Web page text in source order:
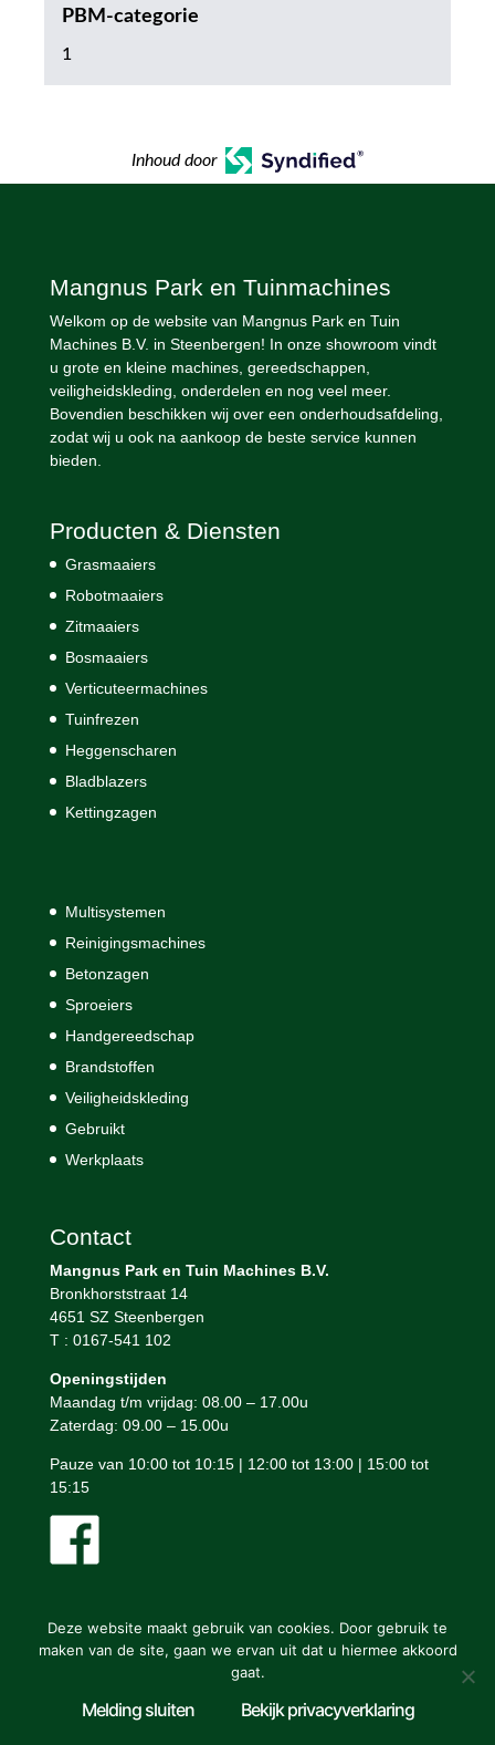
PBM-categorie
1
Inhoud door
Mangnus Park en Tuinmachines
Welkom op de website van Mangnus Park en Tuin
Machines B.V. in Steenbergen! In onze showroom vindt
u grote en kleine machines, gereedschappen,
veiligheidskleding, onderdelen en nog veel meer.
Bovendien beschikken wij over een onderhoudsafdeling,
zodat wij u ook na aankoop de beste service kunnen
bieden.
Producten & Diensten
Grasmaaiers
Robotmaaiers
Zitmaaiers
Bosmaaiers
Verticuteermachines
Tuinfrezen
Heggenscharen
Bladblazers
Kettingzagen
Multisystemen
Reinigingsmachines
Betonzagen
Sproeiers
Handgereedschap
Brandstoffen
Veiligheidskleding
Gebruikt
Werkplaats
Contact
Mangnus Park en Tuin Machines B.V.
Bronkhorststraat 14
4651 SZ Steenbergen
T : 0167-541 102
Openingstijden
Maandag t/m vrijdag: 08.00 – 17.00u
Zaterdag: 09.00 – 15.00u
Pauze van 10:00 tot 10:15 | 12:00 tot 13:00 | 15:00 tot
15:15
Vermeulen Steenbergen
Deze website maakt gebruik van cookies. Door gebruik te
maken van de site, gaan we ervan uit dat u hiermee akkoord
gaat.
Melding sluiten Bekijk privacyverklaring